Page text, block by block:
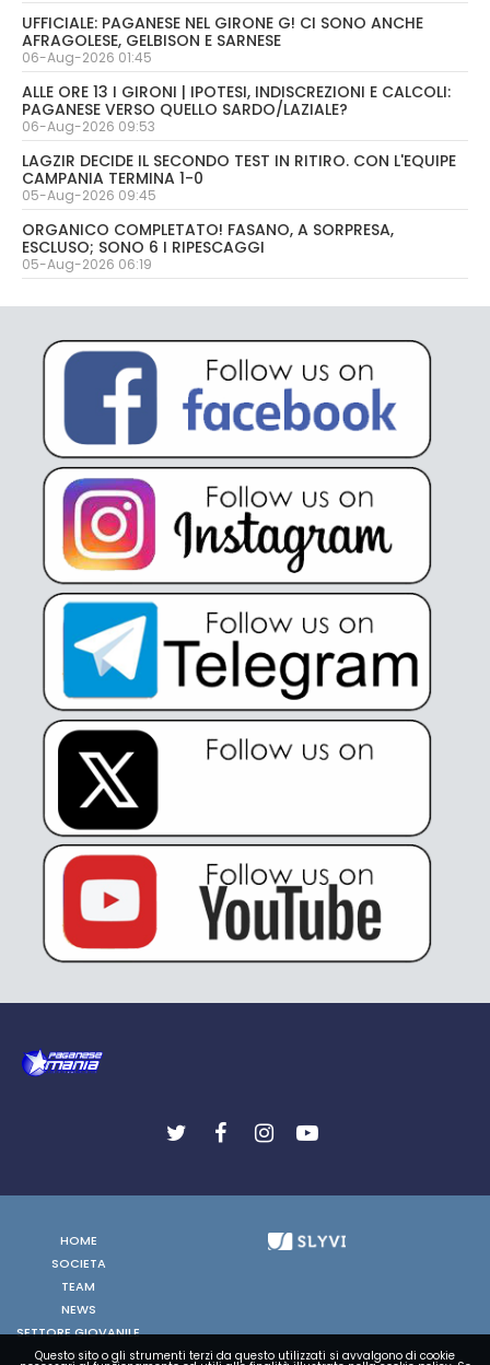
UFFICIALE: PAGANESE NEL GIRONE G! CI SONO ANCHE
AFRAGOLESE, GELBISON E SARNESE
06-Aug-2026 01:45
ALLE ORE 13 I GIRONI | IPOTESI, INDISCREZIONI E CALCOLI:
PAGANESE VERSO QUELLO SARDO/LAZIALE?
06-Aug-2026 09:53
LAGZIR DECIDE IL SECONDO TEST IN RITIRO. CON L'EQUIPE
CAMPANIA TERMINA 1-0
05-Aug-2026 09:45
ORGANICO COMPLETATO! FASANO, A SORPRESA,
ESCLUSO; SONO 6 I RIPESCAGGI
05-Aug-2026 06:19
HOME
SOCIETA
TEAM
NEWS
SETTORE GIOVANILE
FOTO
Questo sito o gli strumenti terzi da questo utilizzati si avvalgono di cookie